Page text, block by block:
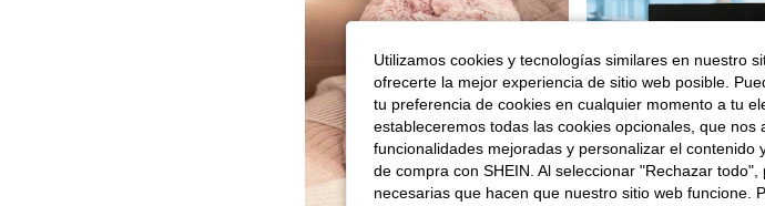
Utilizamos cookies y tecnologías similares en nuestro
ofrecerte la mejor experiencia de sitio web posible.
tu preferencia de cookies en cualquier momento a tu
estableceremos todas las cookies opcionales, que
funcionalidades mejoradas y personalizar el
de compra con SHEIN. Al seleccionar "Rechazar
necesarias que hacen que nuestro sitio web funcione.